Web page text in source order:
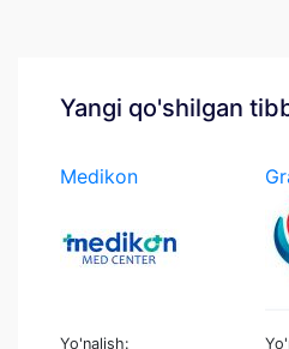
Yangi qo'shilgan
Medikon
Yo'nalish: